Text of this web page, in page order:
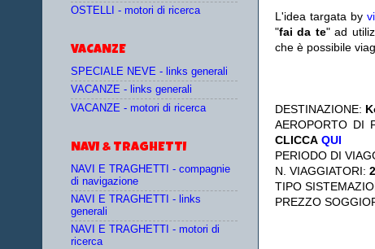
L'idea targata by
"fai da te" ad
che è possibile
DESTINAZIONE:
AEROPORTO DI
CLICCA QUI
PERIODO DI
N. VIAGGIATORI: 2
TIPO
PREZZO
OSTELLI - motori di ricerca
VACANZE
SPECIALE NEVE - links generali
VACANZE - links generali
VACANZE - motori di ricerca
NAVI & TRAGHETTI
NAVI E TRAGHETTI - compagnie
di navigazione
NAVI E TRAGHETTI - links
generali
NAVI E TRAGHETTI - motori di
ricerca